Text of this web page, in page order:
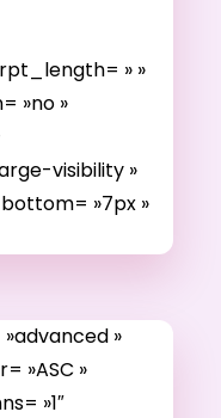
» »
»no »
visibility »
»7px »
»
»ASC »
»1″